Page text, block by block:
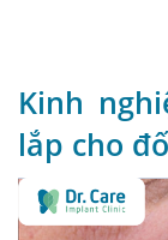
Kinh
lắp cho